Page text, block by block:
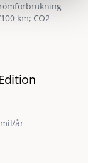
km; CO2-
mil/år